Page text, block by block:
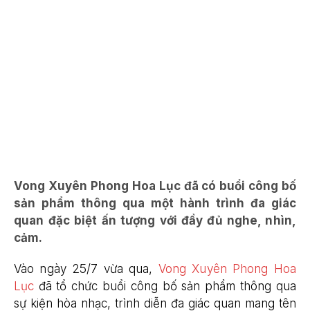
Vong Xuyên Phong Hoa Lục đã có buổi công bố
sản phẩm thông qua một hành trình đa giác
quan đặc biệt ấn tượng với đầy đủ nghe, nhìn,
cảm.
Vào ngày 25/7 vừa qua, Vong Xuyên Phong Hoa
Lục đã tổ chức buổi công bố sản phẩm thông qua
sự kiện hòa nhạc, trình diễn đa giác quan mang tên